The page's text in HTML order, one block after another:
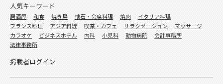
人気キーワード
居酒屋 和食 焼き鳥 懐石・会席料理 焼肉
イタリア料理
フランス料理
アジア料理 喫茶・カフェ リラクゼーション
マッサージ
カラオケ
ビジネスホテル 内科 小児科 動物病院
会計事務所
法律事務所
掲載者ログイン